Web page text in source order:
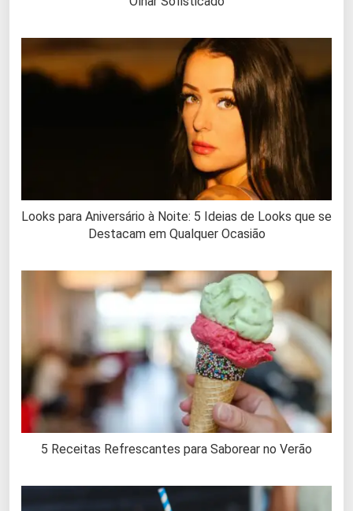
Looks para Aniversário à Noite: 5 Ideias de Looks que se
Destacam em Qualquer Ocasião
5 Receitas Refrescantes para Saborear no Verão